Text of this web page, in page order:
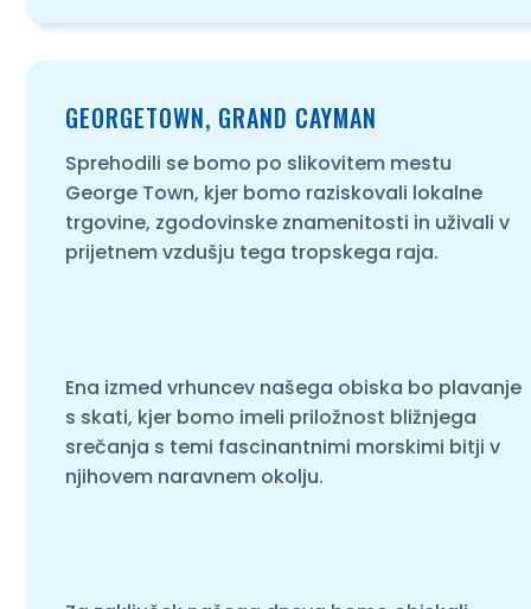
GEORGETOWN, GRAND CAYMAN
Sprehodili se bomo po slikovitem mestu
George Town, kjer bomo raziskovali lokalne
trgovine, zgodovinske znamenitosti in uživali v
prijetnem vzdušju tega tropskega raja.
Ena izmed vrhuncev našega obiska bo plavanje
s skati, kjer bomo imeli priložnost bližnjega
srečanja s temi fascinantnimi morskimi bitji v
njihovem naravnem okolju.